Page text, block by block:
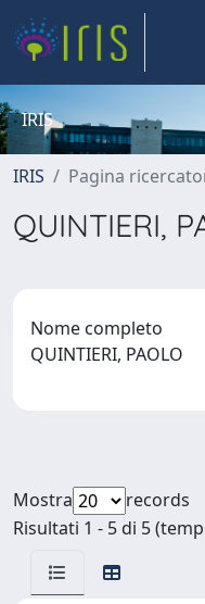
IRIS
IRIS Pagina
QUINTIERI,
Nome completo
QUINTIERI, PAOLO
Mostra
records
Risultati 1 - 5 di 5